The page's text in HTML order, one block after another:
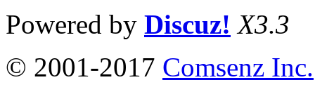
Powered by Discuz! X3.3
© 2001-2017 Comsenz Inc.